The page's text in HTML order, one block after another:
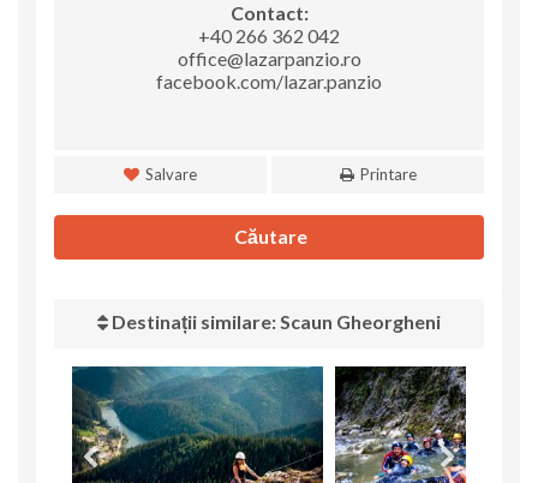
Contact:
+40 266 362 042
office@lazarpanzio.ro
facebook.com/lazar.panzio
Salvare Printare
Căutare
Destinații similare: Scaun Gheorgheni